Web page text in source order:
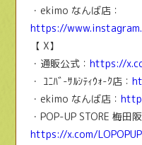
・ekimo なんば店：
https://
【 X】
・通販公式：https://
・ ﾕﾆﾊﾞ-ｻﾙｼﾃｨｳｫ-ｸ店：
・ekimo なんば店：
・POP-UP STORE 梅田
https://x.com/